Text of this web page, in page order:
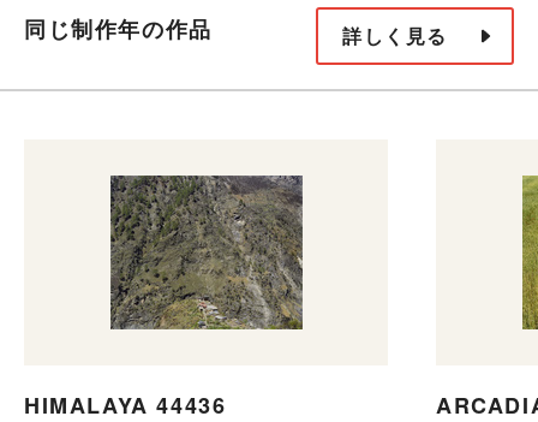
同じ制作年の作品 詳しく見る
HIMALAYA 44436